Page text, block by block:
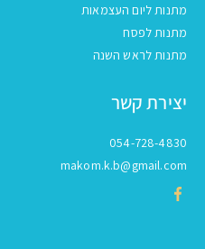
מתנות ליום העצמאות
מתנות לפסח
מתנות לראש השנה
יצירת קשר
054-728-4830
makom.k.b@gmail.com